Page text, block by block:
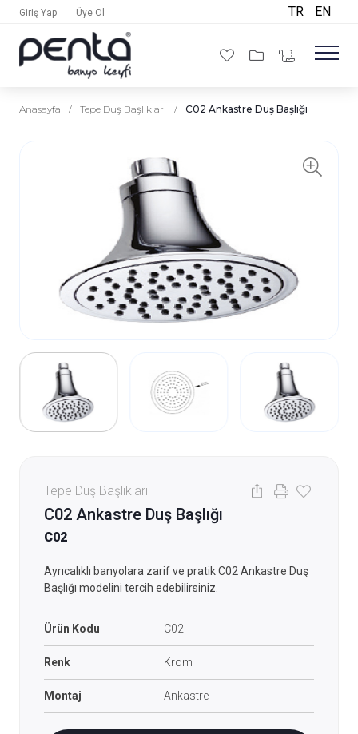
Giriş Yap Üye Ol TR EN
Anasayfa / Tepe Duş Başlıkları / C02 Ankastre Duş Başlığı
Tepe Duş Başlıkları
C02 Ankastre Duş Başlığı
C02
Ayrıcalıklı banyolara zarif ve pratik C02 Ankastre Duş
Başlığı modelini tercih edebilirsiniz.
Ürün Kodu C02
Renk Krom
Montaj Ankastre